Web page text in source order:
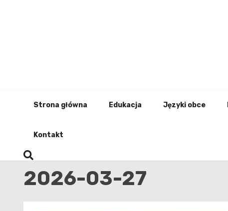
Strona główna Edukacja Języki obce
Kontakt
2026-03-27